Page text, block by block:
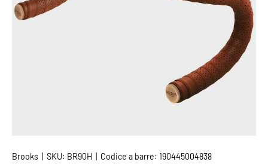
Brooks SKU: BR90H Codice a barre: 190445004838